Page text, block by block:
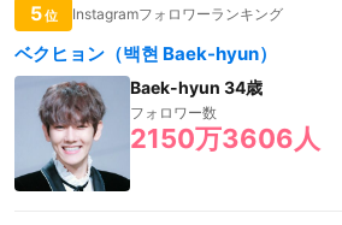
5位 Instagramフォロワーランキング
ベクヒョン（백현 Baek-hyun）
Baek-hyun 34歳
フォロワー数
2150万3606人